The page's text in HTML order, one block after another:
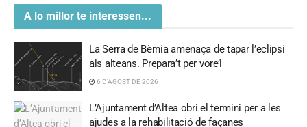
A lo millor te interessen...
La Serra de Bèrnia amenaça de tapar l’eclipsi
als alteans. Prepara’t per vore’l
6 D'AGOST DE 2026
L’Ajuntament d’Altea obri el termini per a les
ajudes a la rehabilitació de façanes